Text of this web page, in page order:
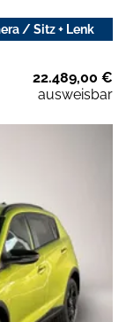
/ Sitz + Lenk
22.489,00 €
ausweisbar